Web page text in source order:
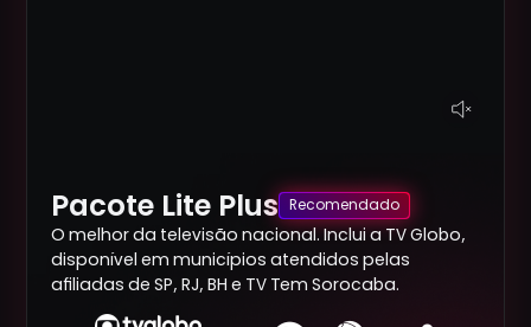
Pacote Lite Plus Recomendado
O melhor da televisão nacional. Inclui a TV Globo,
disponível em municípios atendidos pelas
afiliadas de SP, RJ, BH e TV Tem Sorocaba.